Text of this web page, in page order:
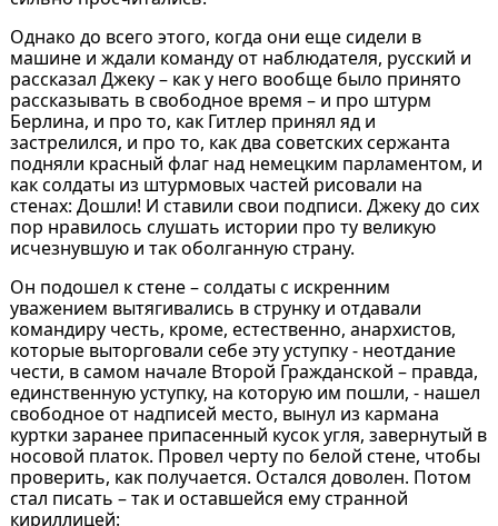
Однако до всего этого, когда они еще сидели в
машине и ждали команду от наблюдателя, русский и
рассказал Джеку – как у него вообще было принято
рассказывать в свободное время – и про штурм
Берлина, и про то, как Гитлер принял яд и
застрелился, и про то, как два советских сержанта
подняли красный флаг над немецким парламентом, и
как солдаты из штурмовых частей рисовали на
стенах: Дошли! И ставили свои подписи. Джеку до сих
пор нравилось слушать истории про ту великую
исчезнувшую и так оболганную страну.
Он подошел к стене – солдаты с искренним
уважением вытягивались в струнку и отдавали
командиру честь, кроме, естественно, анархистов,
которые выторговали себе эту уступку - неотдание
чести, в самом начале Второй Гражданской – правда,
единственную уступку, на которую им пошли, - нашел
свободное от надписей место, вынул из кармана
куртки заранее припасенный кусок угля, завернутый в
носовой платок. Провел черту по белой стене, чтобы
проверить, как получается. Остался доволен. Потом
стал писать – так и оставшейся ему странной
кириллицей: